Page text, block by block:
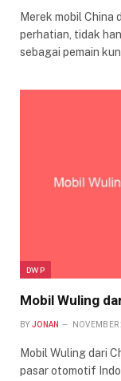
Merek mobil China
perhatian, tidak
sebagai pemain
DWP
Mobil Wuling
BY JONAN
Mobil Wuling dari
pasar otomotif